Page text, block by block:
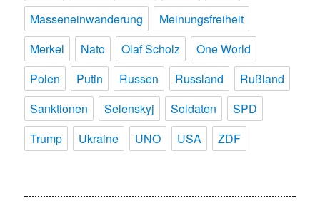
Masseneinwanderung
Meinungsfreiheit
Merkel
Nato Olaf Scholz
One World
Polen
Putin Russen Russland
Rußland
Sanktionen
Selenskyj Soldaten
SPD
Trump
Ukraine UNO USA ZDF